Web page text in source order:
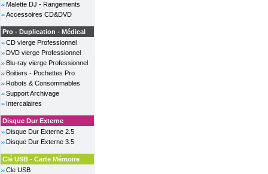
Malette DJ - Rangements
Accessoires CD&DVD
Pro - Duplication - Médical
CD vierge Professionnel
DVD vierge Professionnel
Blu-ray vierge Professionnel
Boitiers - Pochettes Pro
Robots & Consommables
Support Archivage
Intercalaires
Disque Dur Externe
Disque Dur Externe 2.5
Disque Dur Externe 3.5
Clé USB - Carte Mémoire
Cle USB